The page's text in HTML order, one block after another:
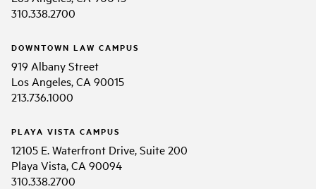
310.338.2700
DOWNTOWN LAW CAMPUS
919 Albany Street
Los Angeles, CA 90015
213.736.1000
PLAYA VISTA CAMPUS
12105 E. Waterfront Drive, Suite 200
Playa Vista, CA 90094
310.338.2700